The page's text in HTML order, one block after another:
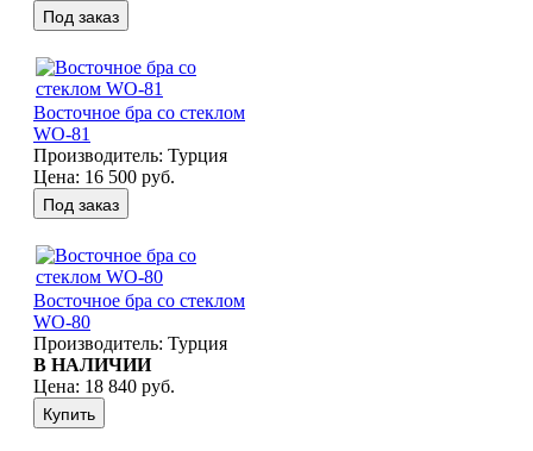
Восточное бра со стеклом
WO-81
Производитель: Турция
Цена: 16 500 руб.
Восточное бра со стеклом
WO-80
Производитель: Турция
В НАЛИЧИИ
Цена: 18 840 руб.